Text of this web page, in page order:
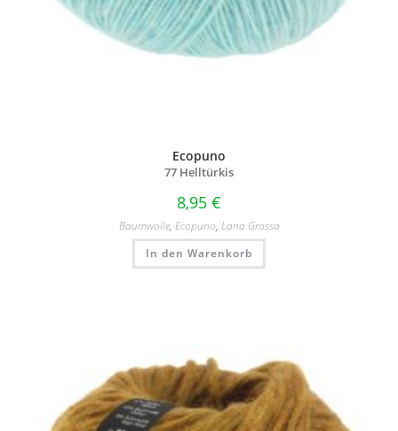
Ecopuno
77 Helltürkis
8,95 €
Baumwolle, Ecopuno, Lana Grossa
In den Warenkorb